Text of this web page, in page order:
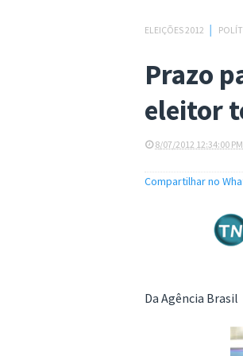
ELEIÇÕES 2012
Prazo
eleitor
8/07/2012 12:34:00 PM
Compartilhar no
Da Agência Brasil